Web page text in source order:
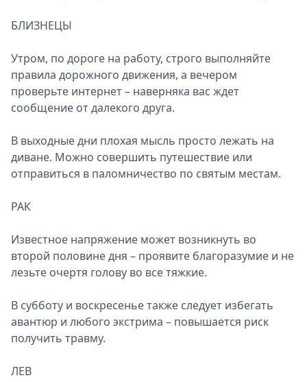
БЛИЗНЕЦЫ
Утром, по дороге на работу, строго выполняйте
правила дорожного движения, а вечером
проверьте интернет – наверняка вас ждет
сообщение от далекого друга.
В выходные дни плохая мысль просто лежать на
диване. Можно совершить путешествие или
отправиться в паломничество по святым местам.
РАК
Известное напряжение может возникнуть во
второй половине дня – проявите благоразумие и не
лезьте очертя голову во все тяжкие.
В субботу и воскресенье также следует избегать
авантюр и любого экстрима – повышается риск
получить травму.
ЛЕВ